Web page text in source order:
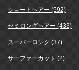
ショートヘアー (592)
セミロングヘアー (433)
スーパーロング (37)
サーファーカット (2)